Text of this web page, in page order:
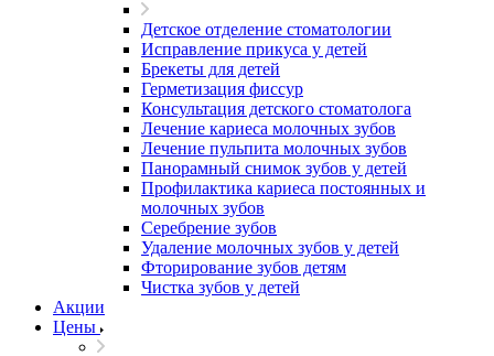
Детское отделение стоматологии
Исправление прикуса у детей
Брекеты для детей
Герметизация фиссур
Консультация детского стоматолога
Лечение кариеса молочных зубов
Лечение пульпита молочных зубов
Панорамный снимок зубов у детей
Профилактика кариеса постоянных и
молочных зубов
Серебрение зубов
Удаление молочных зубов у детей
Фторирование зубов детям
Чистка зубов у детей
Акции
Цены